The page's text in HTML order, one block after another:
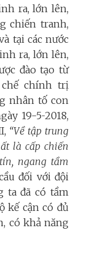
ra, lớn lên,
chiến tranh,
tại các nước
ra, lớn lên,
đào tạo từ
chính trị
nhân tố con
19-5-2018,
“Về tập trung
là cấp chiến
ngang tầm
đối với đội
ta đã có tầm
kế cận có đủ
có khả năng